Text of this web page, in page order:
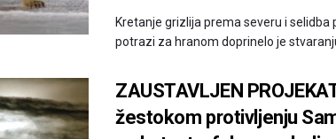
Kretanje grizlija prema severu i
potrazi za hranom doprinelo je
ZAUSTAVLJEN
žestokom protivljenju